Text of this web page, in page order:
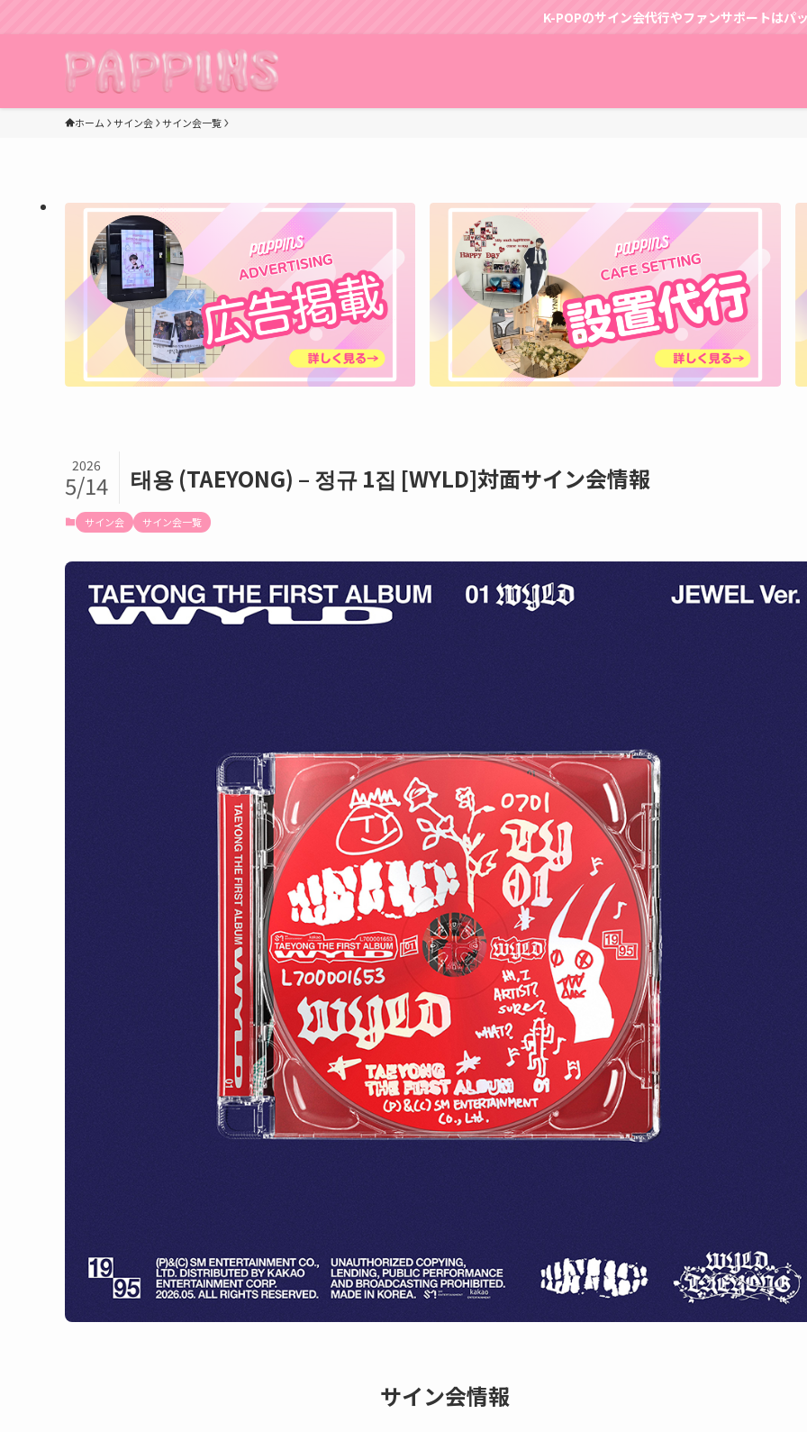
K-POPのサイン会代行やファンサポートはパッピンスにおまかせ！
ホーム サイン会 サイン会一覧
태용 (TAEYONG) – 정규 1집 [WYLD]対面サイン会情報
2026
5/14
サイン会 サイン会一覧
サイン会情報